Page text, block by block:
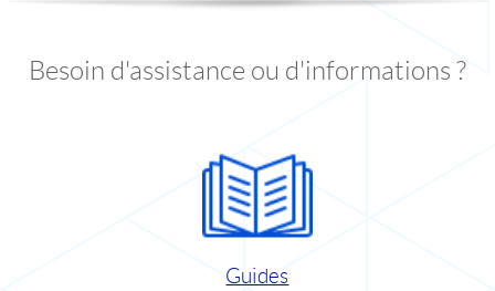
Besoin d'assistance ou d'informations ?
Guides